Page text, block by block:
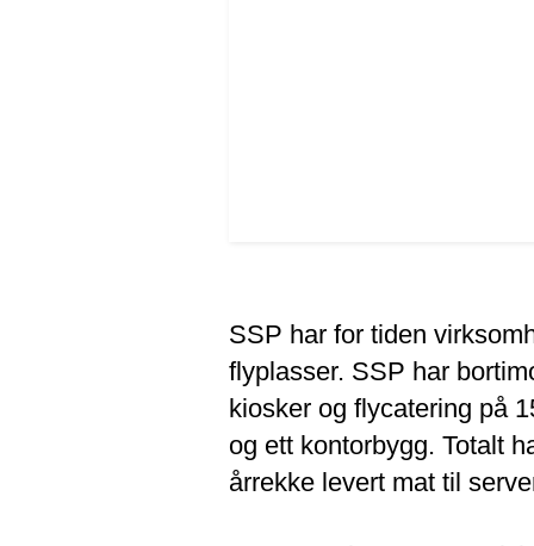
SSP har for tiden
flyplasser. SSP har
kiosker og flycatering på
og ett kontorbygg. Totalt
årrekke levert mat til